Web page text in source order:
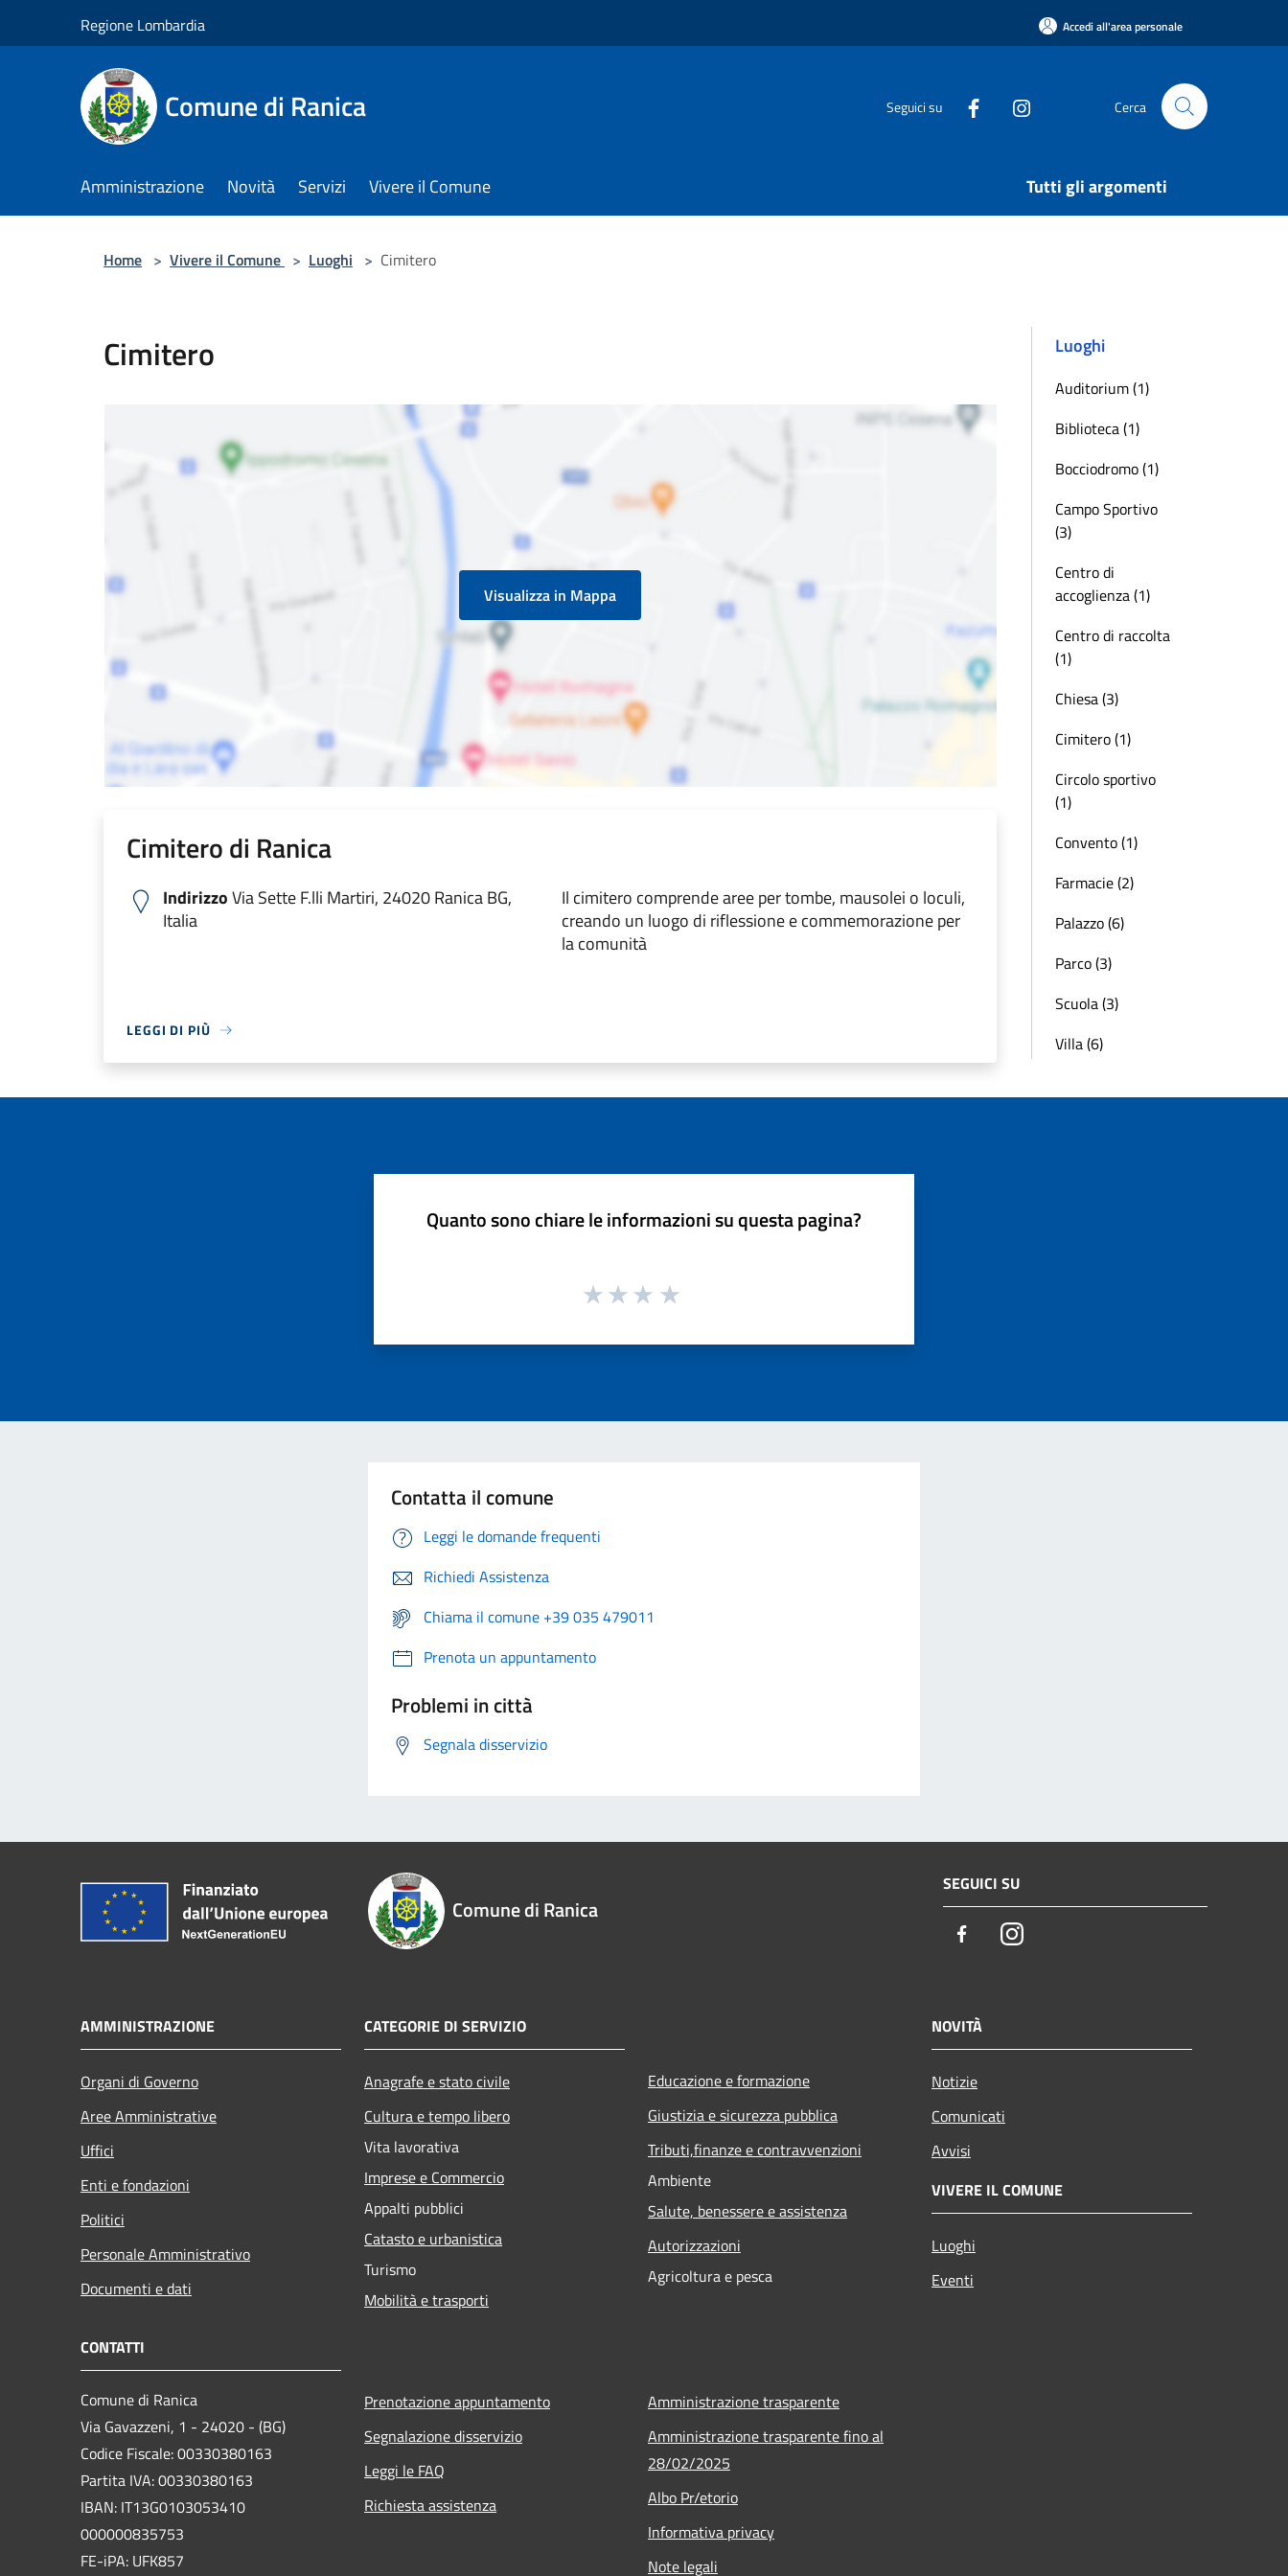
Regione Lombardia Accedi all'area personale
Comune di Ranica Seguici su Cerca
Amministrazione Novità Servizi Vivere il Comune Tutti gli argomenti
Home > Vivere il Comune > Luoghi > Cimitero
Cimitero
Visualizza in Mappa
Cimitero di Ranica
IndirizzoVia Sette F.lli Martiri, 24020 Ranica BG,
Italia
Il cimitero comprende aree per tombe, mausolei o loculi,
creando un luogo di riflessione e commemorazione per
la comunità
LEGGI DI PIÙ
Luoghi
Auditorium (1)
Biblioteca (1)
Bocciodromo (1)
Campo Sportivo
(3)
Centro di
accoglienza (1)
Centro di raccolta
(1)
Chiesa (3)
Cimitero (1)
Circolo sportivo
(1)
Convento (1)
Farmacie (2)
Palazzo (6)
Parco (3)
Scuola (3)
Villa (6)
Quanto sono chiare le informazioni su questa pagina?
Contatta il comune
Leggi le domande frequenti
Richiedi Assistenza
Chiama il comune +39 035 479011
Prenota un appuntamento
Problemi in città
Segnala disservizio
Comune di Ranica
SEGUICI SU
FacebookInstagram
AMMINISTRAZIONE
Organi di Governo
Aree Amministrative
Uffici
Enti e fondazioni
Politici
Personale Amministrativo
Documenti e dati
CATEGORIE DI SERVIZIO
Anagrafe e stato civile
Cultura e tempo libero
Vita lavorativa
Imprese e Commercio
Appalti pubblici
Catasto e urbanistica
Turismo
Mobilità e trasporti
Educazione e formazione
Giustizia e sicurezza pubblica
Tributi,finanze e contravvenzioni
Ambiente
Salute, benessere e assistenza
Autorizzazioni
Agricoltura e pesca
NOVITÀ
Notizie
Comunicati
Avvisi
VIVERE IL COMUNE
Luoghi
Eventi
CONTATTI
Comune di Ranica
Via Gavazzeni, 1 - 24020 - (BG)
Codice Fiscale: 00330380163
Partita IVA: 00330380163
IBAN: IT13G0103053410
000000835753
FE-iPA: UFK857
Prenotazione appuntamento
Segnalazione disservizio
Leggi le FAQ
Richiesta assistenza
Amministrazione trasparente
Amministrazione trasparente fino al
28/02/2025
Albo Pr/etorio
Informativa privacy
Note legali